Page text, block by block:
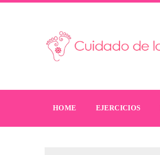
HOME EJERCICIOS